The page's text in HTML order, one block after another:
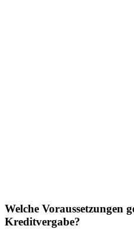
Welche Voraussetzungen
Kreditvergabe?